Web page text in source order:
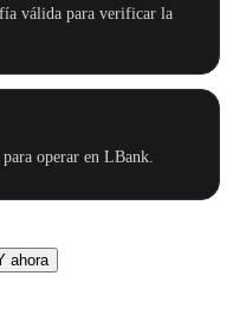
válida para verificar la
operar en LBank.
ahora